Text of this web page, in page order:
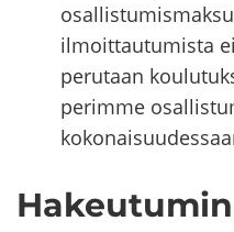
ilmoittautumista
perutaan
perimme